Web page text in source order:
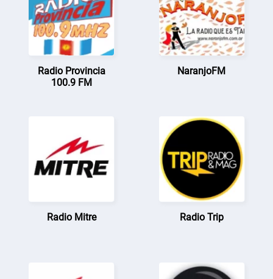
Radio Provincia
100.9 FM
NaranjoFM
Radio Mitre Radio Trip